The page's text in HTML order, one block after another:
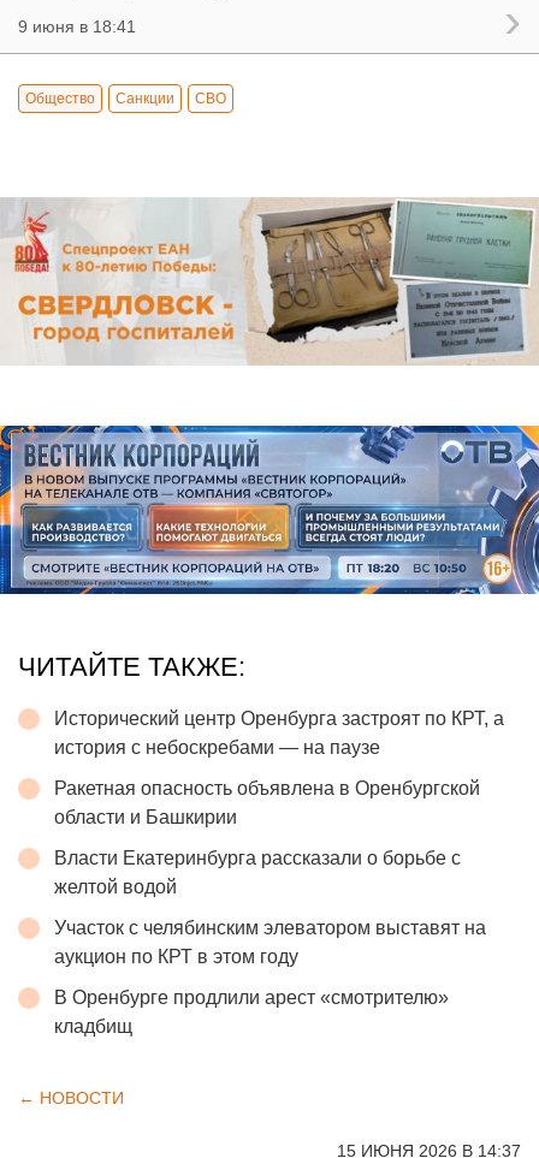
9 июня в 18:41
Общество Санкции СВО
ЧИТАЙТЕ ТАКЖЕ:
Исторический центр Оренбурга застроят по КРТ, а
история с небоскребами — на паузе
Ракетная опасность объявлена в Оренбургской
области и Башкирии
Власти Екатеринбурга рассказали о борьбе с
желтой водой
Участок с челябинским элеватором выставят на
аукцион по КРТ в этом году
В Оренбурге продлили арест «смотрителю»
кладбищ
← НОВОСТИ
15 ИЮНЯ 2026 В 14:37